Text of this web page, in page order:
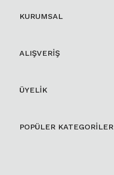
KURUMSAL
ALIŞVERİŞ
ÜYELİK
POPÜLER KATEGORİLER